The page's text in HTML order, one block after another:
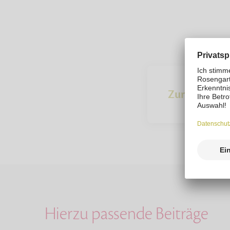
Zur
Hierzu passende Beiträge